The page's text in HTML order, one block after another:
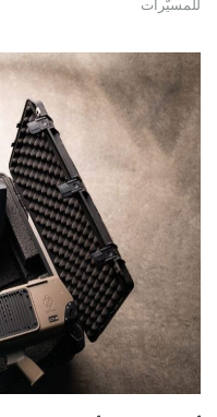
للمسيّرات